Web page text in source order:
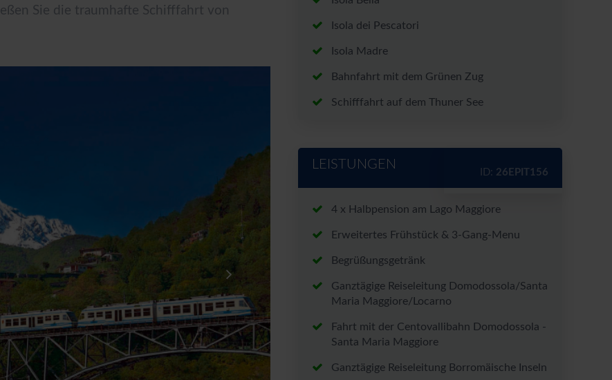
Sie die traumhafte Schifffahrt von
Isola dei Pescatori
Isola Madre
Bahnfahrt mit dem Grünen Zug
Schifffahrt auf dem Thuner See
LEISTUNGEN
4 x Halbpension am Lago Maggiore
Erweitertes Frühstück & 3-Gang-Menu
Begrüßungsgetränk
Ganztägige Reiseleitung Domodossola/Santa
Maria Maggiore/Locarno
Fahrt mit der Centovallibahn Domodossola -
Santa Maria Maggiore
Ganztägige Reiseleitung Borromäische Inseln
ID: 26EPIT156
Wohnort*
habe ich zur Kenntnis genommen.
Server geschickt. Mit Absenden des Formulars, erklären Sie, dass Sie die
zur Kenntnis genommen und akzeptiert haben.
Bestellung absenden